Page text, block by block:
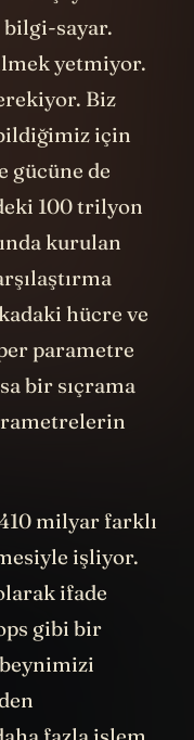
Biz
için
gücüne de
100 trilyon
kurulan
hücre ve
parametre
bir sıçrama
milyar farklı
ifade
gibi bir
fazla işlem
ve bu
öğün yemek